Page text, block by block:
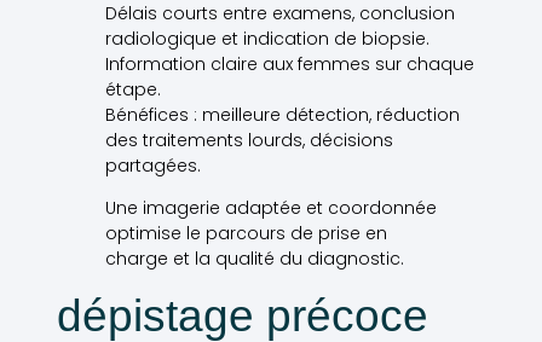
Délais courts entre examens, conclusion
radiologique et indication de biopsie.
Information claire aux femmes sur chaque
étape.
Bénéfices : meilleure détection, réduction
des traitements lourds, décisions
partagées.
Une imagerie adaptée et coordonnée
optimise le parcours de prise en
charge et la qualité du diagnostic.
dépistage précoce